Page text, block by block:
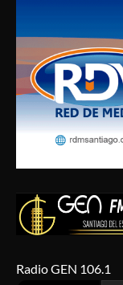
Radio GEN 106.1